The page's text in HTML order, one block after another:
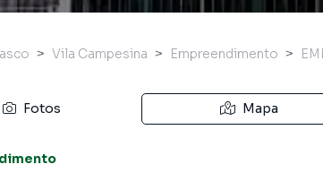
Vila Campesina Empreendimento
Fotos Mapa